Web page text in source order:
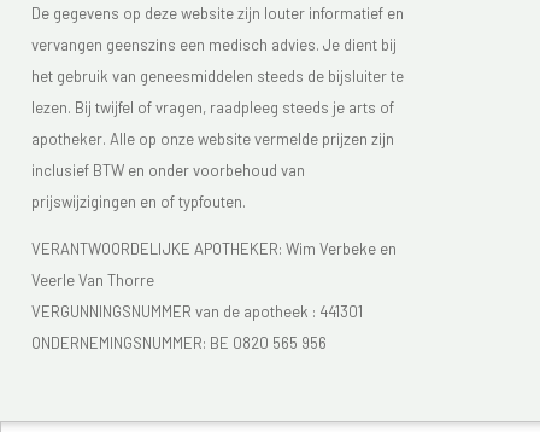
De gegevens op deze website zijn louter informatief en
vervangen geenszins een medisch advies. Je dient bij
het gebruik van geneesmiddelen steeds de bijsluiter te
lezen. Bij twijfel of vragen, raadpleeg steeds je arts of
apotheker. Alle op onze website vermelde prijzen zijn
inclusief BTW en onder voorbehoud van
prijswijzigingen en of typfouten.
VERANTWOORDELIJKE APOTHEKER: Wim Verbeke en
Veerle Van Thorre
VERGUNNINGSNUMMER van de apotheek : 441301
ONDERNEMINGSNUMMER: BE 0820 565 956